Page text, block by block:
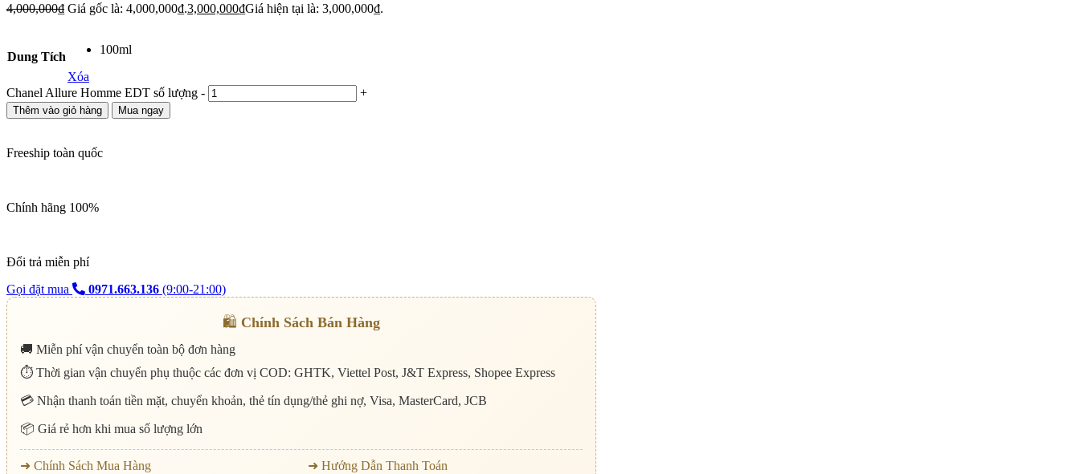
4,000,000₫ Giá gốc là: 4,000,000₫.3,000,000₫Giá hiện tại là: 3,000,000₫.
Dung Tích
100ml
Xóa
Chanel Allure Homme EDT số lượng - +
Thêm vào giỏ hàng Mua ngay
Freeship toàn quốc
Chính hãng 100%
Đổi trả miễn phí
Gọi đặt mua
0971.663.136 (9:00-21:00)
🛍️ Chính Sách Bán Hàng
🚚 Miễn phí vận chuyển toàn bộ đơn hàng
⏱️ Thời gian vận chuyển phụ thuộc các đơn vị COD: GHTK, Viettel Post, J&T Express, Shopee Express
💳 Nhận thanh toán tiền mặt, chuyển khoản, thẻ tín dụng/thẻ ghi nợ, Visa, MasterCard, JCB
📦 Giá rẻ hơn khi mua số lượng lớn
➜ Chính Sách Mua Hàng
➜ Hướng Dẫn Thanh Toán